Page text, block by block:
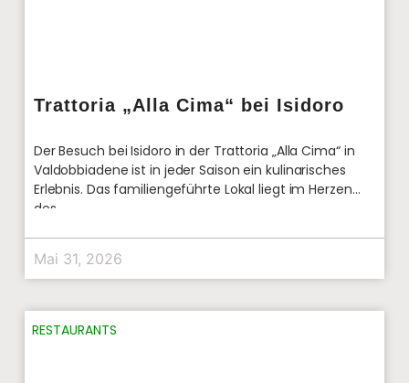
Trattoria „Alla Cima“ bei Isidoro
Der Besuch bei Isidoro in der Trattoria „Alla Cima“ in
Valdobbiadene ist in jeder Saison ein kulinarisches
Erlebnis. Das familiengeführte Lokal liegt im Herzen
des
Mai 31, 2026
RESTAURANTS